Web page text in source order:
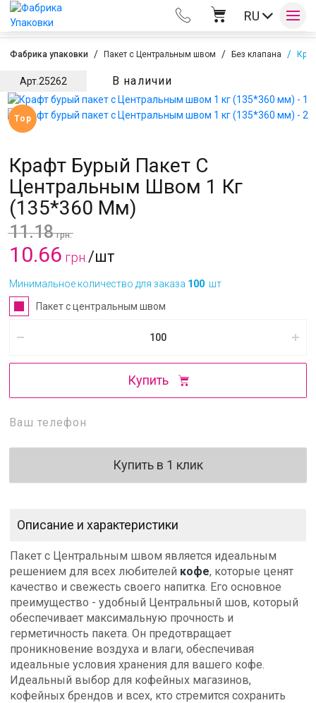
RU
Оплата и доставка
Фабрика упаковки Пакет с Центральным швом Без клапана
Арт.25262 В наличии
Top
Крафт Бурый Пакет С
Центральным Швом 1 Кг
(135*360 Мм)
11.18 грн.
10.66 грн./шт
Минимальное количество для заказа 100 шт
Пакет с центральным швом
Купить
Купить в 1 клик
Описание и характеристики
Пакет с Центральным швом является идеальным
решением для всех любителей кофе, которые ценят
качество и свежесть своего напитка. Его основное
преимущество - удобный Центральный шов, который
обеспечивает максимальную прочность и
герметичность пакета. Он предотвращает
проникновение воздуха и влаги, обеспечивая
идеальные условия хранения для вашего кофе.
Идеальный выбор для кофейных магазинов,
кофейных брендов и всех, кто стремится сохранить